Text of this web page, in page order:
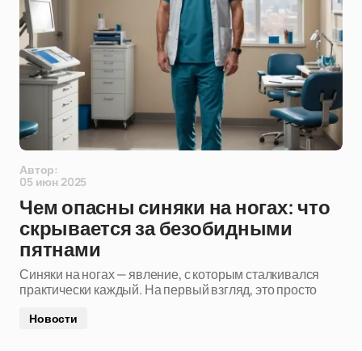
Автор:
05 июн 2025
Чем опасны синяки на ногах: что
скрывается за безобидными
пятнами
Синяки на ногах — явление, с которым сталкивался
практически каждый. На первый взгляд, это просто
Новости